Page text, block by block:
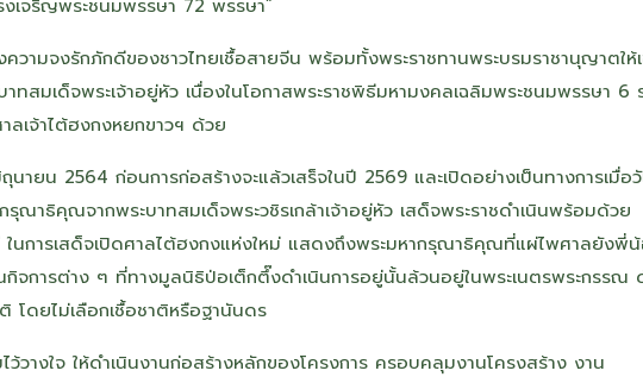
งเจริญพระชนมพรรษา 72 พรรษา”
วามจงรักภักดีของชาวไทยเชื้อสายจีน พร้อมทั้งพระราชทานพระบรมราชานุญาตให้
สมเด็จพระเจ้าอยู่หัว เนื่องในโอกาสพระราชพิธีมหามงคลเฉลิมพระชนมพรรษา 6
เจ้าไต้ฮงกงหยกขาวฯ ด้วย
ายน 2564 ก่อนการก่อสร้างจะแล้วเสร็จในปี 2569 และเปิดอย่างเป็นทางการเมื่อ
าธิคุณจากพระบาทสมเด็จพระวชิรเกล้าเจ้าอยู่หัว เสด็จพระราชดำเนินพร้อมด้วย
ในการเสด็จเปิดศาลไต้ฮงกงแห่งใหม่ แสดงถึงพระมหากรุณาธิคุณที่แผ่ไพศาลยังพี่
กิจการต่าง ๆ ที่ทางมูลนิธิป่อเต็กตึ๊งดำเนินการอยู่นั้นล้วนอยู่ในพระเนตรพระกรรณ
โดยไม่เลือกเชื้อชาติหรือฐานันดร
วางใจ ให้ดำเนินงานก่อสร้างหลักของโครงการ ครอบคลุมงานโครงสร้าง งาน